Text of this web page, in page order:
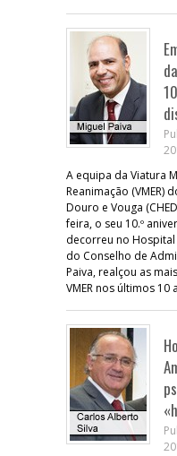
A equipa da Viatura
Reanimação (VMER)
Douro e Vouga
feira, o seu 10.º
decorreu no Hospital
do Conselho de
Paiva, realçou as
VMER nos últimos 10